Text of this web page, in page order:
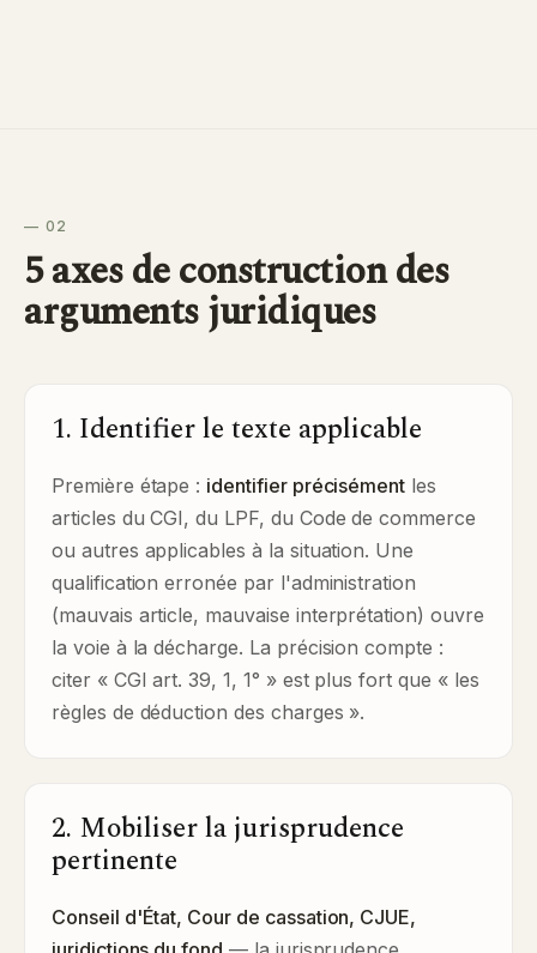
— 02
5 axes de construction des
arguments juridiques
1. Identifier le texte applicable
Première étape : identifier précisément les
articles du CGI, du LPF, du Code de commerce
ou autres applicables à la situation. Une
qualification erronée par l'administration
(mauvais article, mauvaise interprétation) ouvre
la voie à la décharge. La précision compte :
citer « CGI art. 39, 1, 1° » est plus fort que « les
règles de déduction des charges ».
2. Mobiliser la jurisprudence
pertinente
Conseil d'État, Cour de cassation, CJUE,